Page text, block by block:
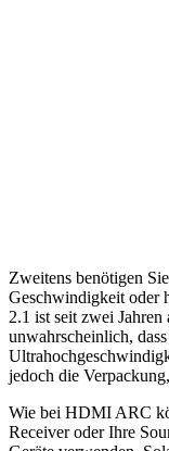
Zweitens benötigen
Geschwindigkeit oder
2.1 ist seit zwei
unwahrscheinlich,
jedoch die
Wie bei HDMI ARC
Receiver oder Ihre